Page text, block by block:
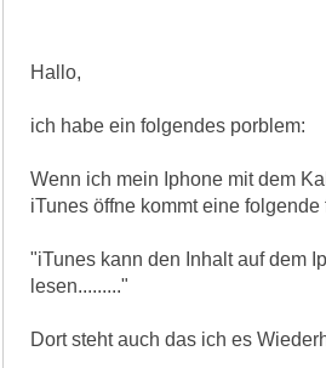
Hallo,
ich habe ein folgendes porblem:
Wenn ich mein Iphone mit dem
iTunes öffne kommt eine
"iTunes kann den Inhalt auf dem
lesen........."
Dort steht auch das ich es